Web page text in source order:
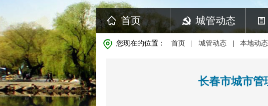
首页 城管动态
您现在的位置： 首页 城管动态 本地动态
长春市城市管